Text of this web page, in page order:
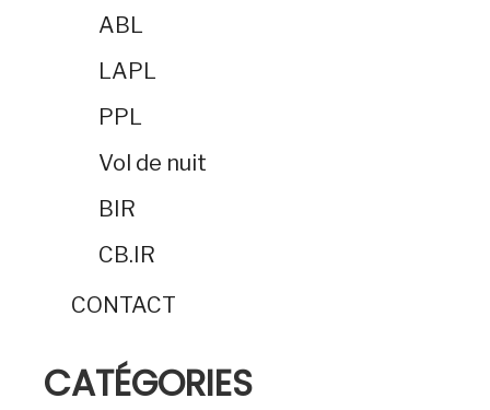
ABL
LAPL
PPL
Vol de nuit
BIR
CB.IR
CONTACT
CATÉGORIES